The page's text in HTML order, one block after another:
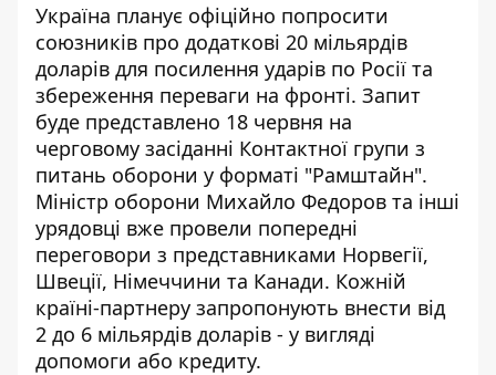
Україна планує офіційно попросити
союзників про додаткові 20 мільярдів
доларів для посилення ударів по Росії та
збереження переваги на фронті. Запит
буде представлено 18 червня на
черговому засіданні Контактної групи з
питань оборони у форматі "Рамштайн".
Міністр оборони Михайло Федоров та інші
урядовці вже провели попередні
переговори з представниками Норвегії,
Швеції, Німеччини та Канади. Кожній
країні-партнеру запропонують внести від
2 до 6 мільярдів доларів - у вигляді
допомоги або кредиту.